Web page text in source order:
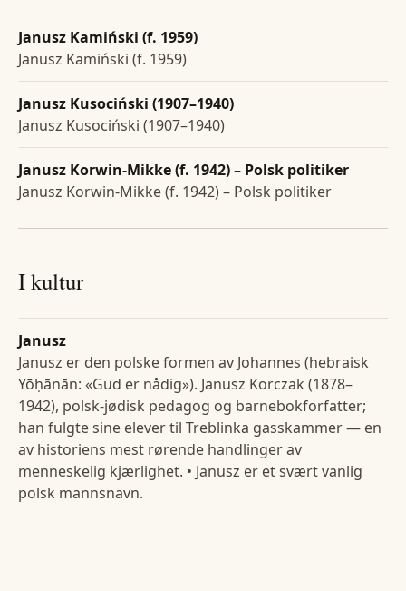
Janusz Kamiński (f. 1959)
Janusz Kamiński (f. 1959)
Janusz Kusociński (1907–1940)
Janusz Kusociński (1907–1940)
Janusz Korwin-Mikke (f. 1942) – Polsk politiker
Janusz Korwin-Mikke (f. 1942) – Polsk politiker
I kultur
Janusz
Janusz er den polske formen av Johannes (hebraisk
Yōḥānān: «Gud er nådig»). Janusz Korczak (1878–
1942), polsk-jødisk pedagog og barnebokforfatter;
han fulgte sine elever til Treblinka gasskammer — en
av historiens mest rørende handlinger av
menneskelig kjærlighet. • Janusz er et svært vanlig
polsk mannsnavn.